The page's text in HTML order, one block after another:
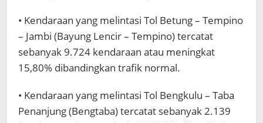
• Kendaraan yang melintasi Tol Betung – Tempino
– Jambi (Bayung Lencir – Tempino) tercatat
sebanyak 9.724 kendaraan atau meningkat
15,80% dibandingkan trafik normal.
• Kendaraan yang melintasi Tol Bengkulu – Taba
Penanjung (Bengtaba) tercatat sebanyak 2.139